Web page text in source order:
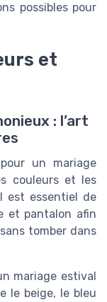
possibles pour
et
: l’art
un mariage
couleurs et les
est essentiel de
et pantalon afin
tomber dans
mariage estival
le beige, le bleu